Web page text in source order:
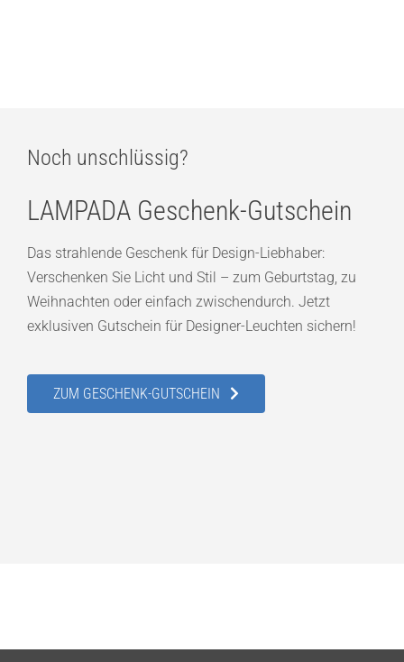
Noch unschlüssig?
LAMPADA Geschenk-Gutschein
Das strahlende Geschenk für Design-Liebhaber:
Verschenken Sie Licht und Stil – zum Geburtstag, zu
Weihnachten oder einfach zwischendurch. Jetzt
exklusiven Gutschein für Designer-Leuchten sichern!
ZUM GESCHENK-GUTSCHEIN